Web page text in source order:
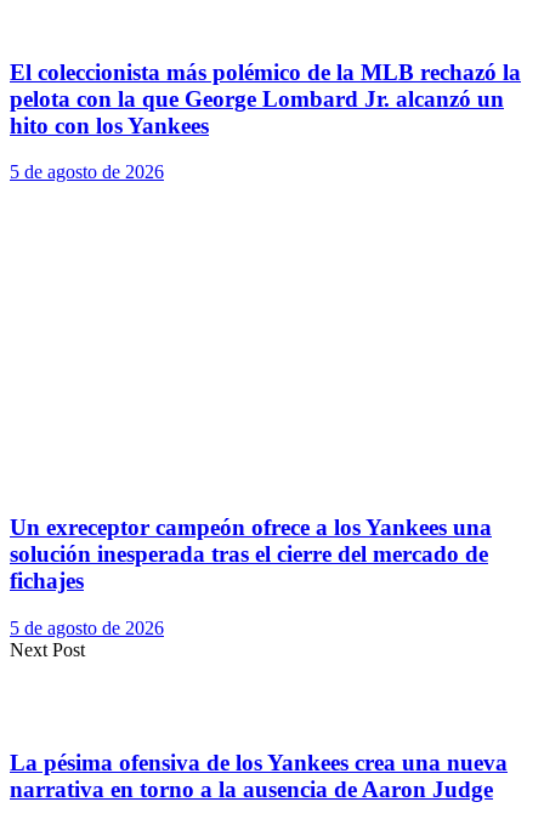
El coleccionista más polémico de la MLB rechazó la
pelota con la que George Lombard Jr. alcanzó un
hito con los Yankees
5 de agosto de 2026
Un exreceptor campeón ofrece a los Yankees una
solución inesperada tras el cierre del mercado de
fichajes
5 de agosto de 2026
Next Post
La pésima ofensiva de los Yankees crea una nueva
narrativa en torno a la ausencia de Aaron Judge